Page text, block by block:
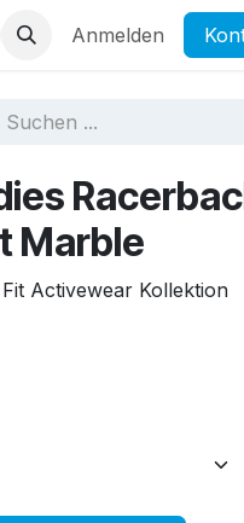
Anmelden
Marble
Activewear Kollektion